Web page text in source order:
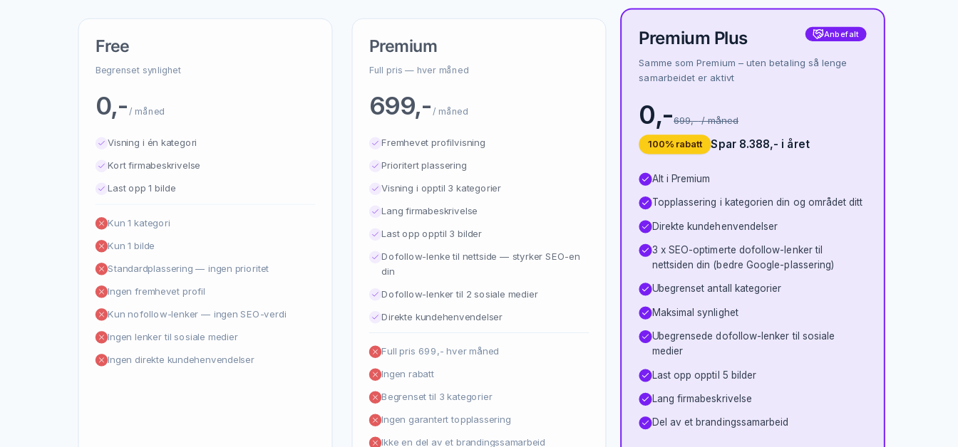
Free
Begrenset synlighet
0,- / måned
Visning i én kategori
Kort firmabeskrivelse
Last opp 1 bilde
Kun 1 kategori
Kun 1 bilde
Standardplassering — ingen prioritet
Ingen fremhevet profil
Kun nofollow-lenker — ingen SEO-verdi
Ingen lenker til sosiale medier
Ingen direkte kundehenvendelser
Premium
Full pris — hver måned
699,- / måned
Fremhevet profilvisning
Prioritert plassering
Visning i opptil 3 kategorier
Lang firmabeskrivelse
Last opp opptil 3 bilder
Dofollow-lenke til nettside — styrker SEO-en
din
Dofollow-lenker til 2 sosiale medier
Direkte kundehenvendelser
Full pris 699,- hver måned
Ingen rabatt
Begrenset til 3 kategorier
Ingen garantert topplassering
Ikke en del av et brandingssamarbeid
Premium Plus Anbefalt
Samme som Premium – uten betaling så lenge
samarbeidet er aktivt
0,-699,- / måned
100% rabatt Spar 8.388,- i året
Alt i Premium
Topplassering i kategorien din og området ditt
Direkte kundehenvendelser
3 x SEO-optimerte dofollow-lenker til
nettsiden din (bedre Google-plassering)
Ubegrenset antall kategorier
Maksimal synlighet
Ubegrensede dofollow-lenker til sosiale
medier
Last opp opptil 5 bilder
Lang firmabeskrivelse
Del av et brandingssamarbeid